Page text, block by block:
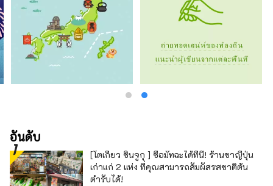
อันดับ
[โตเกียว ชินจูกุ ] ซื้อมัทฉะได้ที่นี่! ร้านชาญี่ปุ่น
เก่าแก่ 2 แห่ง ที่คุณสามารถสัมผัสรสชาติต้น
ตำรับได้!